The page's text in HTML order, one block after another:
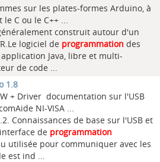
sur les plates-formes Arduino, à
C ou le C++ ...
construit autour d'un
logiciel de programmation des
Java, libre et multi-
de code ...
1.8
+ Driver documentation sur l'USB
NI-VISA ...
Connaissances de base sur l'USB et
de programmation
utilisée pour communiquer avec les
est ind ...